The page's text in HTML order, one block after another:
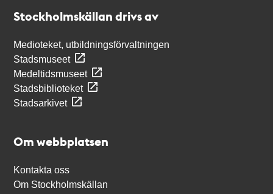
Stockholmskällan drivs av
Medioteket, utbildningsförvaltningen
Stadsmuseet
Medeltidsmuseet
Stadsbiblioteket
Stadsarkivet
Om webbplatsen
Kontakta oss
Om Stockholmskällan